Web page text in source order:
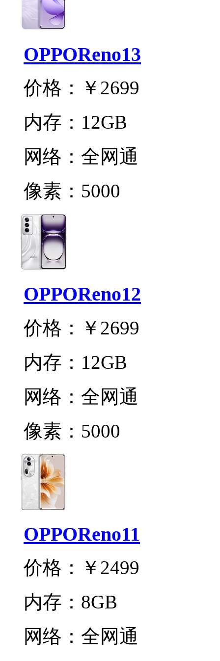
OPPOReno13
价格：
￥2699
内存： 12GB
网络： 全网通
像素： 5000
OPPOReno12
价格：
￥2699
内存： 12GB
网络： 全网通
像素： 5000
OPPOReno11
价格：
￥2499
内存： 8GB
网络： 全网通